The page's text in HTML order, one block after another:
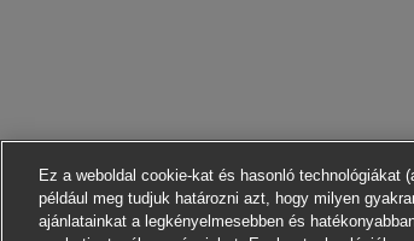
Ez a weboldal cookie-kat és hasonló technológiákat
például meg tudjuk határozni azt, hogy milyen
ajánlatainkat a legkényelmesebben és